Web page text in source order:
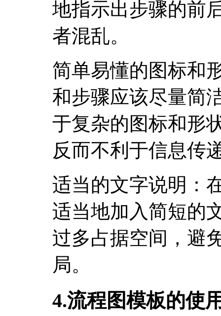
地指示出步骤的前
者混乱。
简单易懂的图标和
和步骤应该尽量简
于复杂的图标和形
反而不利于信息传
适当的文字说明：
适当地加入简短的
过多占据空间，避
局。
4.流程图模板的使